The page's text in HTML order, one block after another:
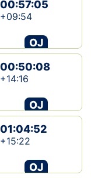
00:57:05
+09:54
OJ
00:50:08
+14:16
OJ
01:04:52
+15:22
OJ